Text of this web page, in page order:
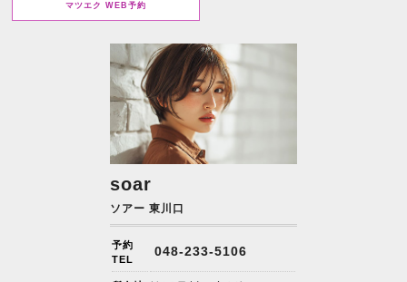
マツエク WEB予約
soar
ソアー 東川口
予約
TEL
048-233-5106